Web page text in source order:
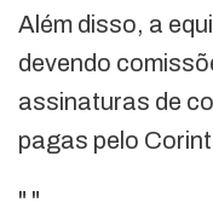
Além disso, a
devendo
assinaturas de
pagas pelo
" "